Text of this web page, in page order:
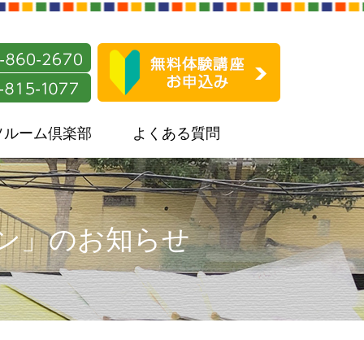
ルーム倶楽部 よくある質問
」のお知らせ